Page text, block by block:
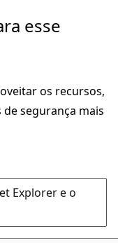
esse
os recursos,
segurança mais
Explorer e o